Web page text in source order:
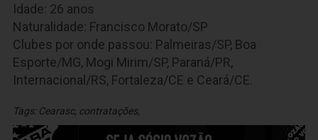
Idade: 26 anos
Naturalidade: Francisco Morato/SP
Clubes por onde passou: Palmeiras/SP, Boa
Esporte/MG, Mogi Mirim/SP, Paraná/PR,
Internacional/RS, Fortaleza/CE e Ceará/CE.
Tags: Cearasc, contratações,